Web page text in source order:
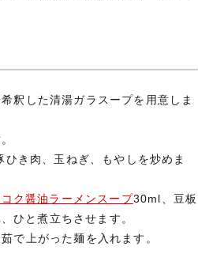
釈した清湯ガラスープを用意しま
き肉、玉ねぎ、もやしを炒めま
ク醤油ラーメンスープ30ml、豆板
ひと煮立ちさせます。
上がった麺を入れます。